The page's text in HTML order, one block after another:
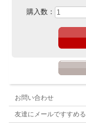
購入数：
お問い合わせ
友達にメールですすめる